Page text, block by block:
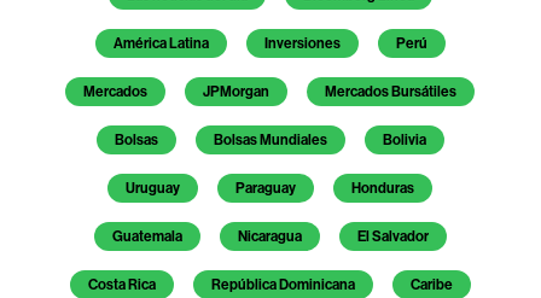
América Latina Inversiones Perú
Mercados JPMorgan Mercados Bursátiles
Bolsas Bolsas Mundiales Bolivia
Uruguay Paraguay Honduras
Guatemala Nicaragua El Salvador
Costa Rica República Dominicana Caribe